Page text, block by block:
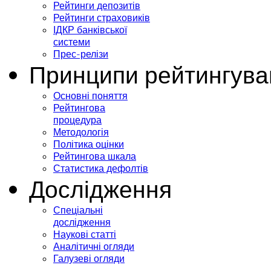
Рейтинги депозитів
Рейтинги страховиків
ІДКР банківської
системи
Прес-релізи
Принципи
Основні поняття
Рейтингова
процедура
Методологія
Політика оцінки
Рейтингова шкала
Статистика дефолтів
Дослідження
Спеціальні
дослідження
Наукові статті
Аналітичні огляди
Галузеві огляди